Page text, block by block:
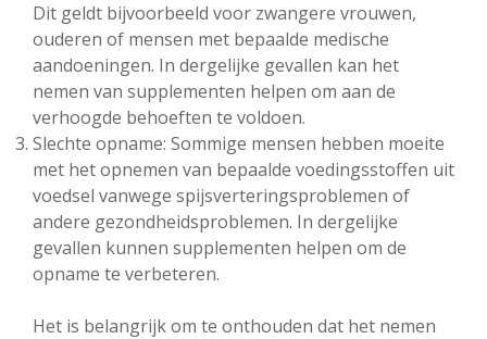
Dit geldt bijvoorbeeld voor zwangere vrouwen,
ouderen of mensen met bepaalde medische
aandoeningen. In dergelijke gevallen kan het
nemen van supplementen helpen om aan de
verhoogde behoeften te voldoen.
Slechte opname: Sommige mensen hebben moeite
met het opnemen van bepaalde voedingsstoffen uit
voedsel vanwege spijsverteringsproblemen of
andere gezondheidsproblemen. In dergelijke
gevallen kunnen supplementen helpen om de
opname te verbeteren.
Het is belangrijk om te onthouden dat het nemen